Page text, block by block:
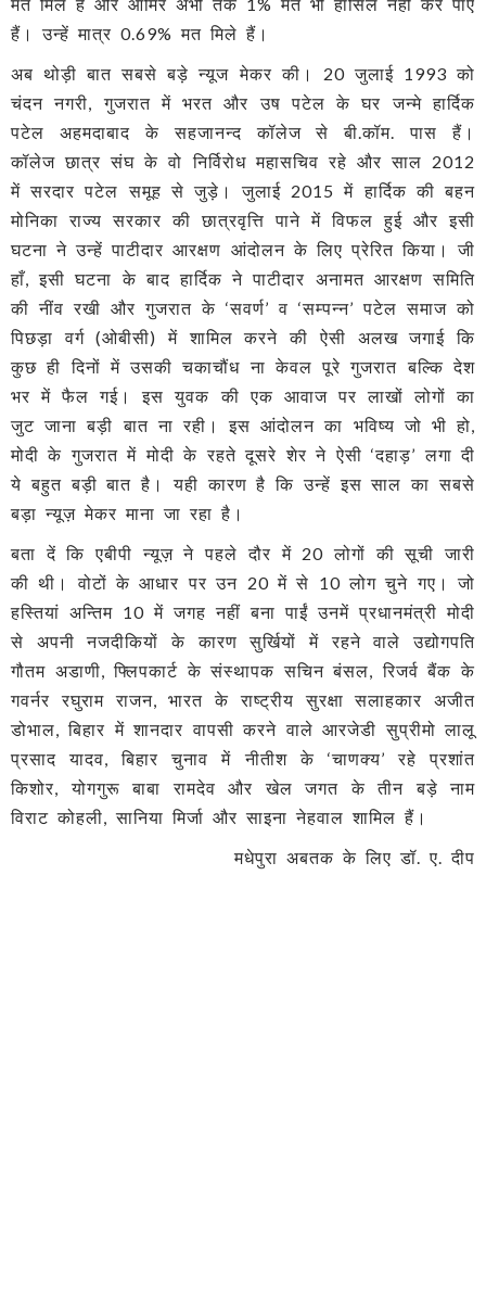
हैं। उन्हें मात्र 0.69% मत मिले हैं।
अब थोड़ी बात सबसे बड़े न्यूज मेकर की। 20 जुलाई 1993 को
चंदन नगरी, गुजरात में भरत और उष पटेल के घर जन्मे हार्दिक
पटेल अहमदाबाद के सहजानन्द कॉलेज से बी.कॉम. पास हैं।
कॉलेज छात्र संघ के वो निर्विरोध महासचिव रहे और साल 2012
में सरदार पटेल समूह से जुड़े। जुलाई 2015 में हार्दिक की बहन
मोनिका राज्य सरकार की छात्रवृत्ति पाने में विफल हुई और इसी
घटना ने उन्हें पाटीदार आरक्षण आंदोलन के लिए प्रेरित किया। जी
हाँ, इसी घटना के बाद हार्दिक ने पाटीदार अनामत आरक्षण समिति
की नींव रखी और गुजरात के ‘सवर्ण’ व ‘सम्पन्न’ पटेल समाज को
पिछड़ा वर्ग (ओबीसी) में शामिल करने की ऐसी अलख जगाई कि
कुछ ही दिनों में उसकी चकाचौंध ना केवल पूरे गुजरात बल्कि देश
भर में फैल गई। इस युवक की एक आवाज पर लाखों लोगों का
जुट जाना बड़ी बात ना रही। इस आंदोलन का भविष्य जो भी हो,
मोदी के गुजरात में मोदी के रहते दूसरे शेर ने ऐसी ‘दहाड़’ लगा दी
ये बहुत बड़ी बात है। यही कारण है कि उन्हें इस साल का सबसे
बड़ा न्यूज़ मेकर माना जा रहा है।
बता दें कि एबीपी न्यूज़ ने पहले दौर में 20 लोगों की सूची जारी
की थी। वोटों के आधार पर उन 20 में से 10 लोग चुने गए। जो
हस्तियां अन्तिम 10 में जगह नहीं बना पाईं उनमें प्रधानमंत्री मोदी
से अपनी नजदीकियों के कारण सुर्खियों में रहने वाले उद्योगपति
गौतम अडाणी, फ्लिपकार्ट के संस्थापक सचिन बंसल, रिजर्व बैंक के
गवर्नर रघुराम राजन, भारत के राष्ट्रीय सुरक्षा सलाहकार अजीत
डोभाल, बिहार में शानदार वापसी करने वाले आरजेडी सुप्रीमो लालू
प्रसाद यादव, बिहार चुनाव में नीतीश के ‘चाणक्य’ रहे प्रशांत
किशोर, योगगुरू बाबा रामदेव और खेल जगत के तीन बड़े नाम
विराट कोहली, सानिया मिर्जा और साइना नेहवाल शामिल हैं।
मधेपुरा अबतक के लिए डॉ. ए. दीप